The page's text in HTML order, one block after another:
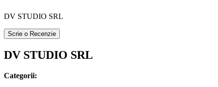
DV STUDIO SRL
Scrie o Recenzie
DV STUDIO SRL
Categorii: